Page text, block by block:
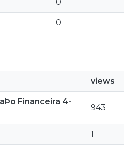
0
views
Financeira 4-
943
1